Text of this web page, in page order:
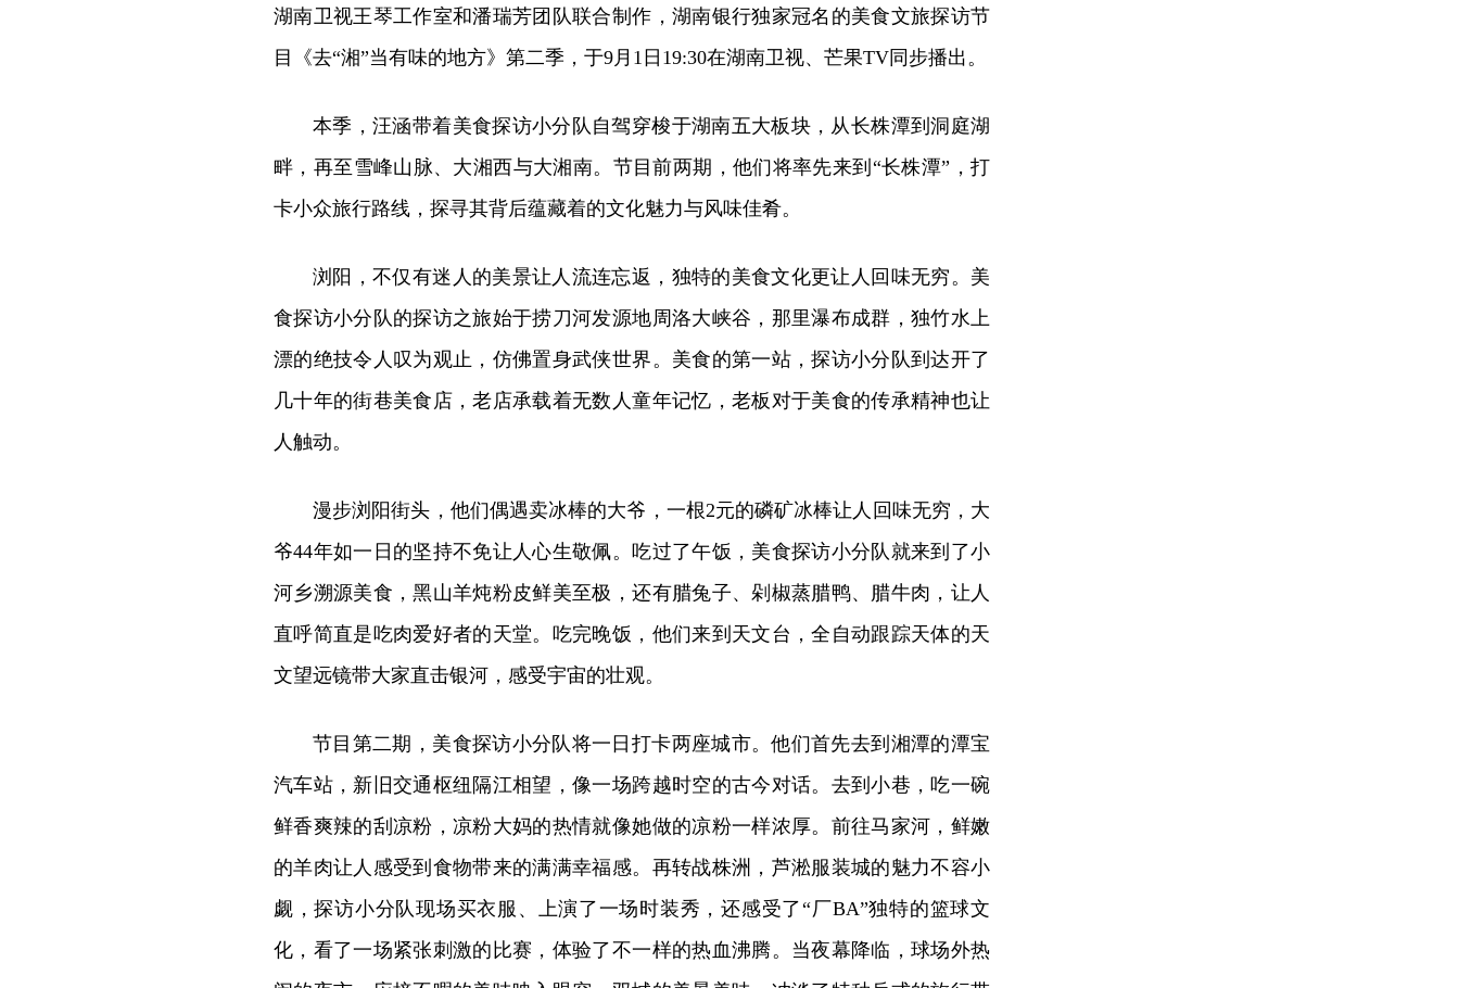
湖南卫视王琴工作室和潘瑞芳团队联合制作，湖南银行独家冠名的美食文旅探访节
目《去“湘”当有味的地方》第二季，于9月1日19:30在湖南卫视、芒果TV同步播出。
本季，汪涵带着美食探访小分队自驾穿梭于湖南五大板块，从长株潭到洞庭湖
畔，再至雪峰山脉、大湘西与大湘南。节目前两期，他们将率先来到“长株潭”，打
卡小众旅行路线，探寻其背后蕴藏着的文化魅力与风味佳肴。
浏阳，不仅有迷人的美景让人流连忘返，独特的美食文化更让人回味无穷。美
食探访小分队的探访之旅始于捞刀河发源地周洛大峡谷，那里瀑布成群，独竹水上
漂的绝技令人叹为观止，仿佛置身武侠世界。美食的第一站，探访小分队到达开了
几十年的街巷美食店，老店承载着无数人童年记忆，老板对于美食的传承精神也让
人触动。
漫步浏阳街头，他们偶遇卖冰棒的大爷，一根2元的磷矿冰棒让人回味无穷，大
爷44年如一日的坚持不免让人心生敬佩。吃过了午饭，美食探访小分队就来到了小
河乡溯源美食，黑山羊炖粉皮鲜美至极，还有腊兔子、剁椒蒸腊鸭、腊牛肉，让人
直呼简直是吃肉爱好者的天堂。吃完晚饭，他们来到天文台，全自动跟踪天体的天
文望远镜带大家直击银河，感受宇宙的壮观。
节目第二期，美食探访小分队将一日打卡两座城市。他们首先去到湘潭的潭宝
汽车站，新旧交通枢纽隔江相望，像一场跨越时空的古今对话。去到小巷，吃一碗
鲜香爽辣的刮凉粉，凉粉大妈的热情就像她做的凉粉一样浓厚。前往马家河，鲜嫩
的羊肉让人感受到食物带来的满满幸福感。再转战株洲，芦淞服装城的魅力不容小
觑，探访小分队现场买衣服、上演了一场时装秀，还感受了“厂BA”独特的篮球文
化，看了一场紧张刺激的比赛，体验了不一样的热血沸腾。当夜幕降临，球场外热